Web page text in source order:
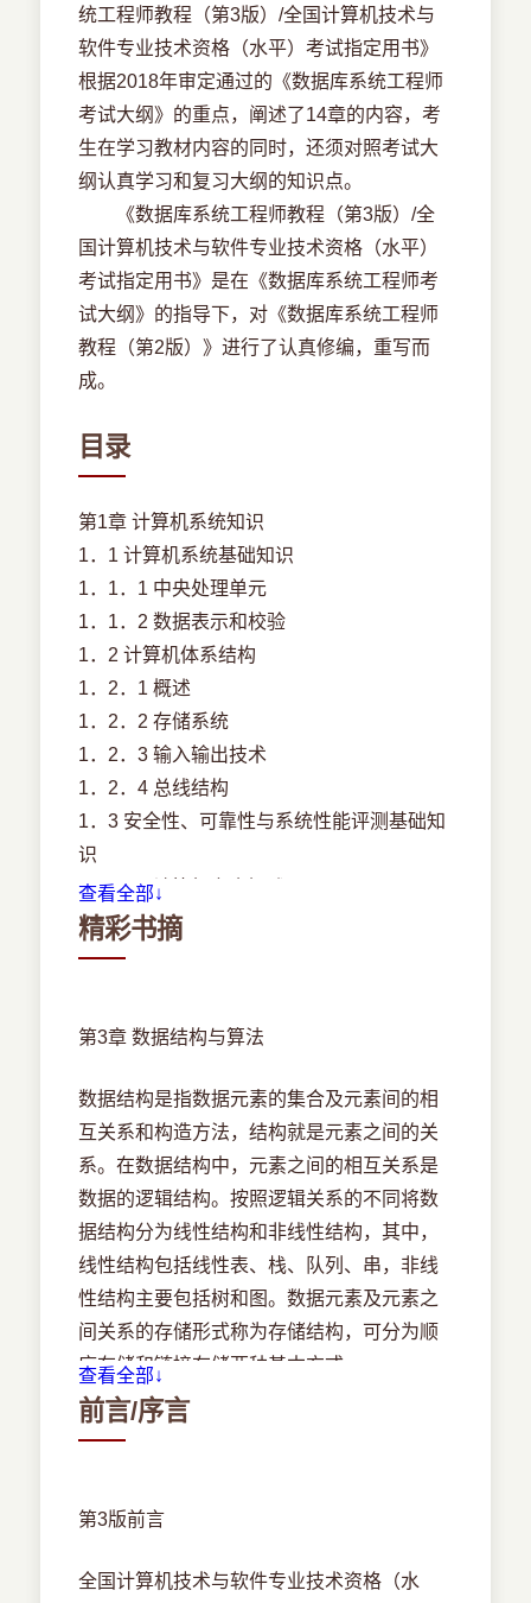
统工程师教程（第3版）/全国计算机技术与
软件专业技术资格（水平）考试指定用书》
根据2018年审定通过的《数据库系统工程师
考试大纲》的重点，阐述了14章的内容，考
生在学习教材内容的同时，还须对照考试大
纲认真学习和复习大纲的知识点。
《数据库系统工程师教程（第3版）/全
国计算机技术与软件专业技术资格（水平）
考试指定用书》是在《数据库系统工程师考
试大纲》的指导下，对《数据库系统工程师
教程（第2版）》进行了认真修编，重写而
成。
目录
第1章 计算机系统知识
1．1 计算机系统基础知识
1．1．1 中央处理单元
1．1．2 数据表示和校验
1．2 计算机体系结构
1．2．1 概述
1．2．2 存储系统
1．2．3 输入输出技术
1．2．4 总线结构
1．3 安全性、可靠性与系统性能评测基础知
识
1．3．1 计算机安全概述
1．3．2 加密技术和认证技术
1．3．3 计算机可靠性
1．4．2 声音
1．4．3 图形和图像
1．4．4 动画和视频
1．4．5 虚拟现实
第2章 程序语言基础知识
2．1 程序语言概述
2．1．1 程序语言的基本概念
2．1．2 程序语言的基本成分
2．2 程序语言翻译基础
2．2．1 汇编程序基本原理
3．1 线性结构
查看全部↓
精彩书摘
第3章 数据结构与算法
数据结构是指数据元素的集合及元素间的相
互关系和构造方法，结构就是元素之间的关
系。在数据结构中，元素之间的相互关系是
数据的逻辑结构。按照逻辑关系的不同将数
据结构分为线性结构和非线性结构，其中，
线性结构包括线性表、栈、队列、串，非线
性结构主要包括树和图。数据元素及元素之
间关系的存储形式称为存储结构，可分为顺
序存储和链接存储两种基本方式。
算法与数据结构密切相关，数据结构是算法
查看全部↓
前言/序言
第3版前言
全国计算机技术与软件专业技术资格（水